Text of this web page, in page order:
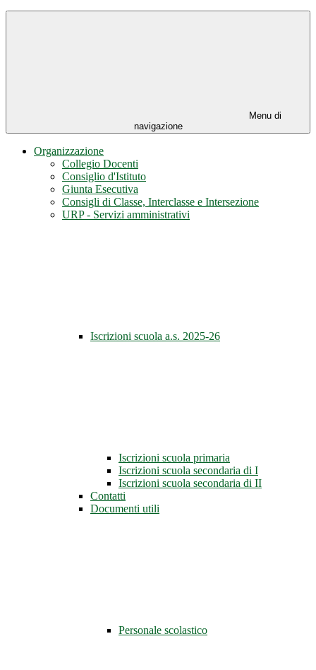
Menu di
navigazione
Organizzazione
Collegio Docenti
Consiglio d'Istituto
Giunta Esecutiva
Consigli di Classe, Interclasse e Intersezione
URP - Servizi amministrativi
Iscrizioni scuola a.s. 2025-26
Iscrizioni scuola primaria
Iscrizioni scuola secondaria di I
Iscrizioni scuola secondaria di II
Contatti
Documenti utili
Personale scolastico